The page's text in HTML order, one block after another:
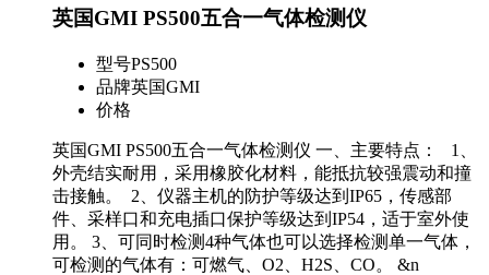
英国GMI PS500五合一气体检测仪
型号PS500
品牌英国GMI
价格
英国GMI PS500五合一气体检测仪 一、主要特点： 1、
外壳结实耐用，采用橡胶化材料，能抵抗较强震动和撞
击接触。 2、仪器主机的防护等级达到IP65，传感部
件、采样口和充电插口保护等级达到IP54，适于室外使
用。 3、可同时检测4种气体也可以选择检测单一气体，
可检测的气体有：可燃气、O2、H2S、CO。 &n